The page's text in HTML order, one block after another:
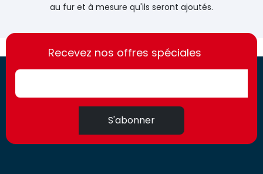
au fur et à mesure qu'ils seront ajoutés.
https://france-
access.fr
https://france-
access.fr
Recevez nos offres spéciales
S'abonner